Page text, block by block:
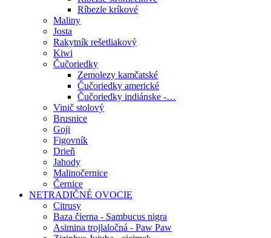
Ríbezle kríkové
Maliny
Josta
Rakytník rešetliakový
Kiwi
Čučoriedky
Zemolezy kamčatské
Čučoriedky americké
Čučoriedky indiánske -…
Vinič stolový
Brusnice
Goji
Figovník
Drieň
Jahody
Malinočernice
Černice
NETRADIČNÉ OVOCIE
Citrusy
Baza čierna - Sambucus nigra
Asimina trojlaločná - Paw Paw